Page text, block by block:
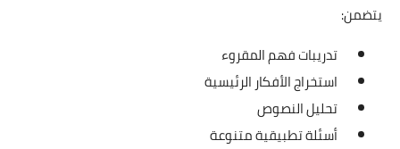
يتضمن:
تدريبات فهم المقروء
استخراج الأفكار الرئيسية
تحليل النصوص
أسئلة تطبيقية متنوعة